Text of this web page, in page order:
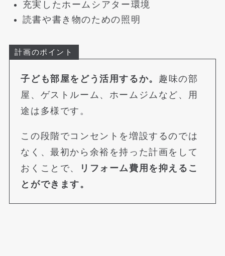
充実したホームシアター環境
読書や書き物のための照明
計画のポイント
子ども部屋をどう活用するか。 趣味の部
屋、ゲストルーム、ホームジムなど、用
途は多様です。
この段階でコンセントを増設するのでは
なく、最初から余裕を持った計画をして
おくことで、
リフォーム費用を抑えるこ
とができます。